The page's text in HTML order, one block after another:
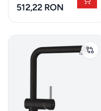
pentru
auto
MOBILIER
EXTERIOR
512,22 RON